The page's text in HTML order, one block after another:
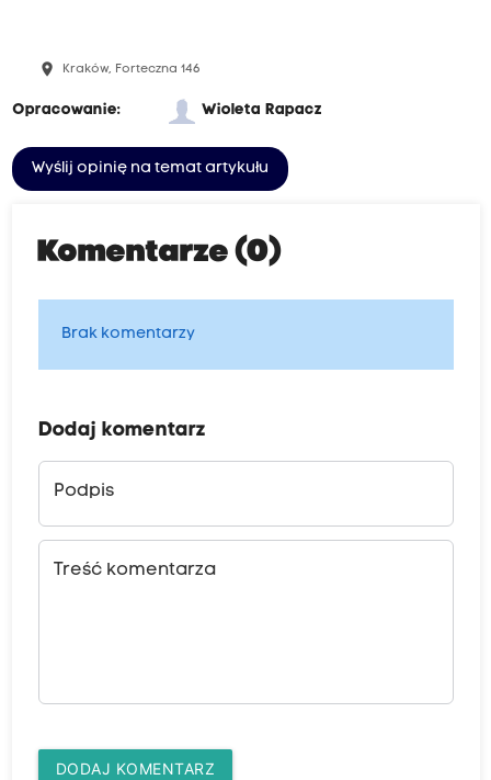
place Kraków, Forteczna 146
Opracowanie: Wioleta Rapacz
Wyślij opinię na temat artykułu
Komentarze (0)
Brak komentarzy
Dodaj komentarz
Podpis
Treść komentarza
DODAJ KOMENTARZ